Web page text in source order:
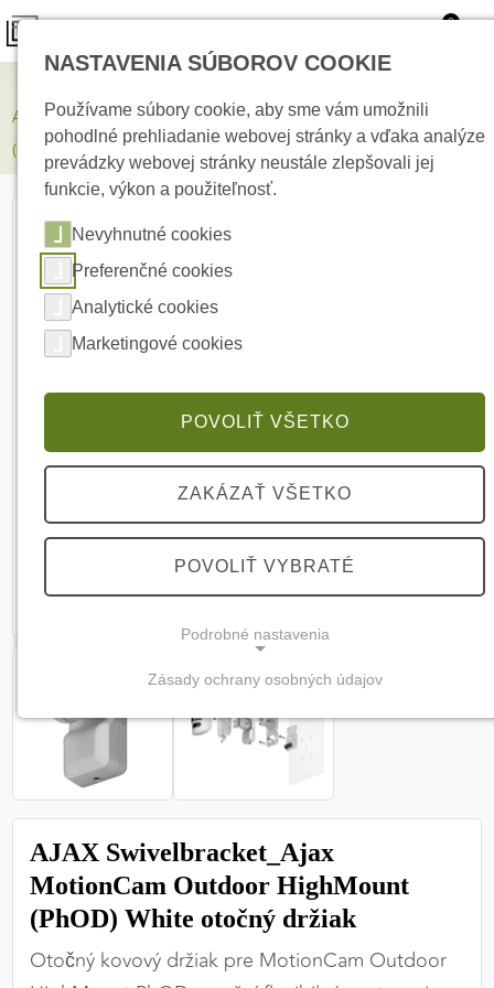
0
AJAX Swivelbracket_Ajax MotionCam Outdoor HighMount
(PhOD) White otočný držiak
AJAX Swivelbracket_Ajax
MotionCam Outdoor HighMount
(PhOD) White otočný držiak
Otočný kovový držiak pre MotionCam Outdoor
NASTAVENIA SÚBOROV COOKIE
Používame súbory cookie, aby sme vám umožnili
pohodlné prehliadanie webovej stránky a vďaka analýze
prevádzky webovej stránky neustále zlepšovali jej
funkcie, výkon a použiteľnosť.
Nevyhnutné cookies
Preferenčné cookies
Analytické cookies
Marketingové cookies
POVOLIŤ VŠETKO
ZAKÁZAŤ VŠETKO
POVOLIŤ VYBRATÉ
Podrobné nastavenia
(vždy aktívne, nemožno vypnúť)
Tieto cookies sú potrebné na správne fungovanie
webovej stránky a bez nich by nebolo možné
Nevyhnutné cookies
PREFERENČNÉ COOKIES
Zásady ochrany osobných údajov